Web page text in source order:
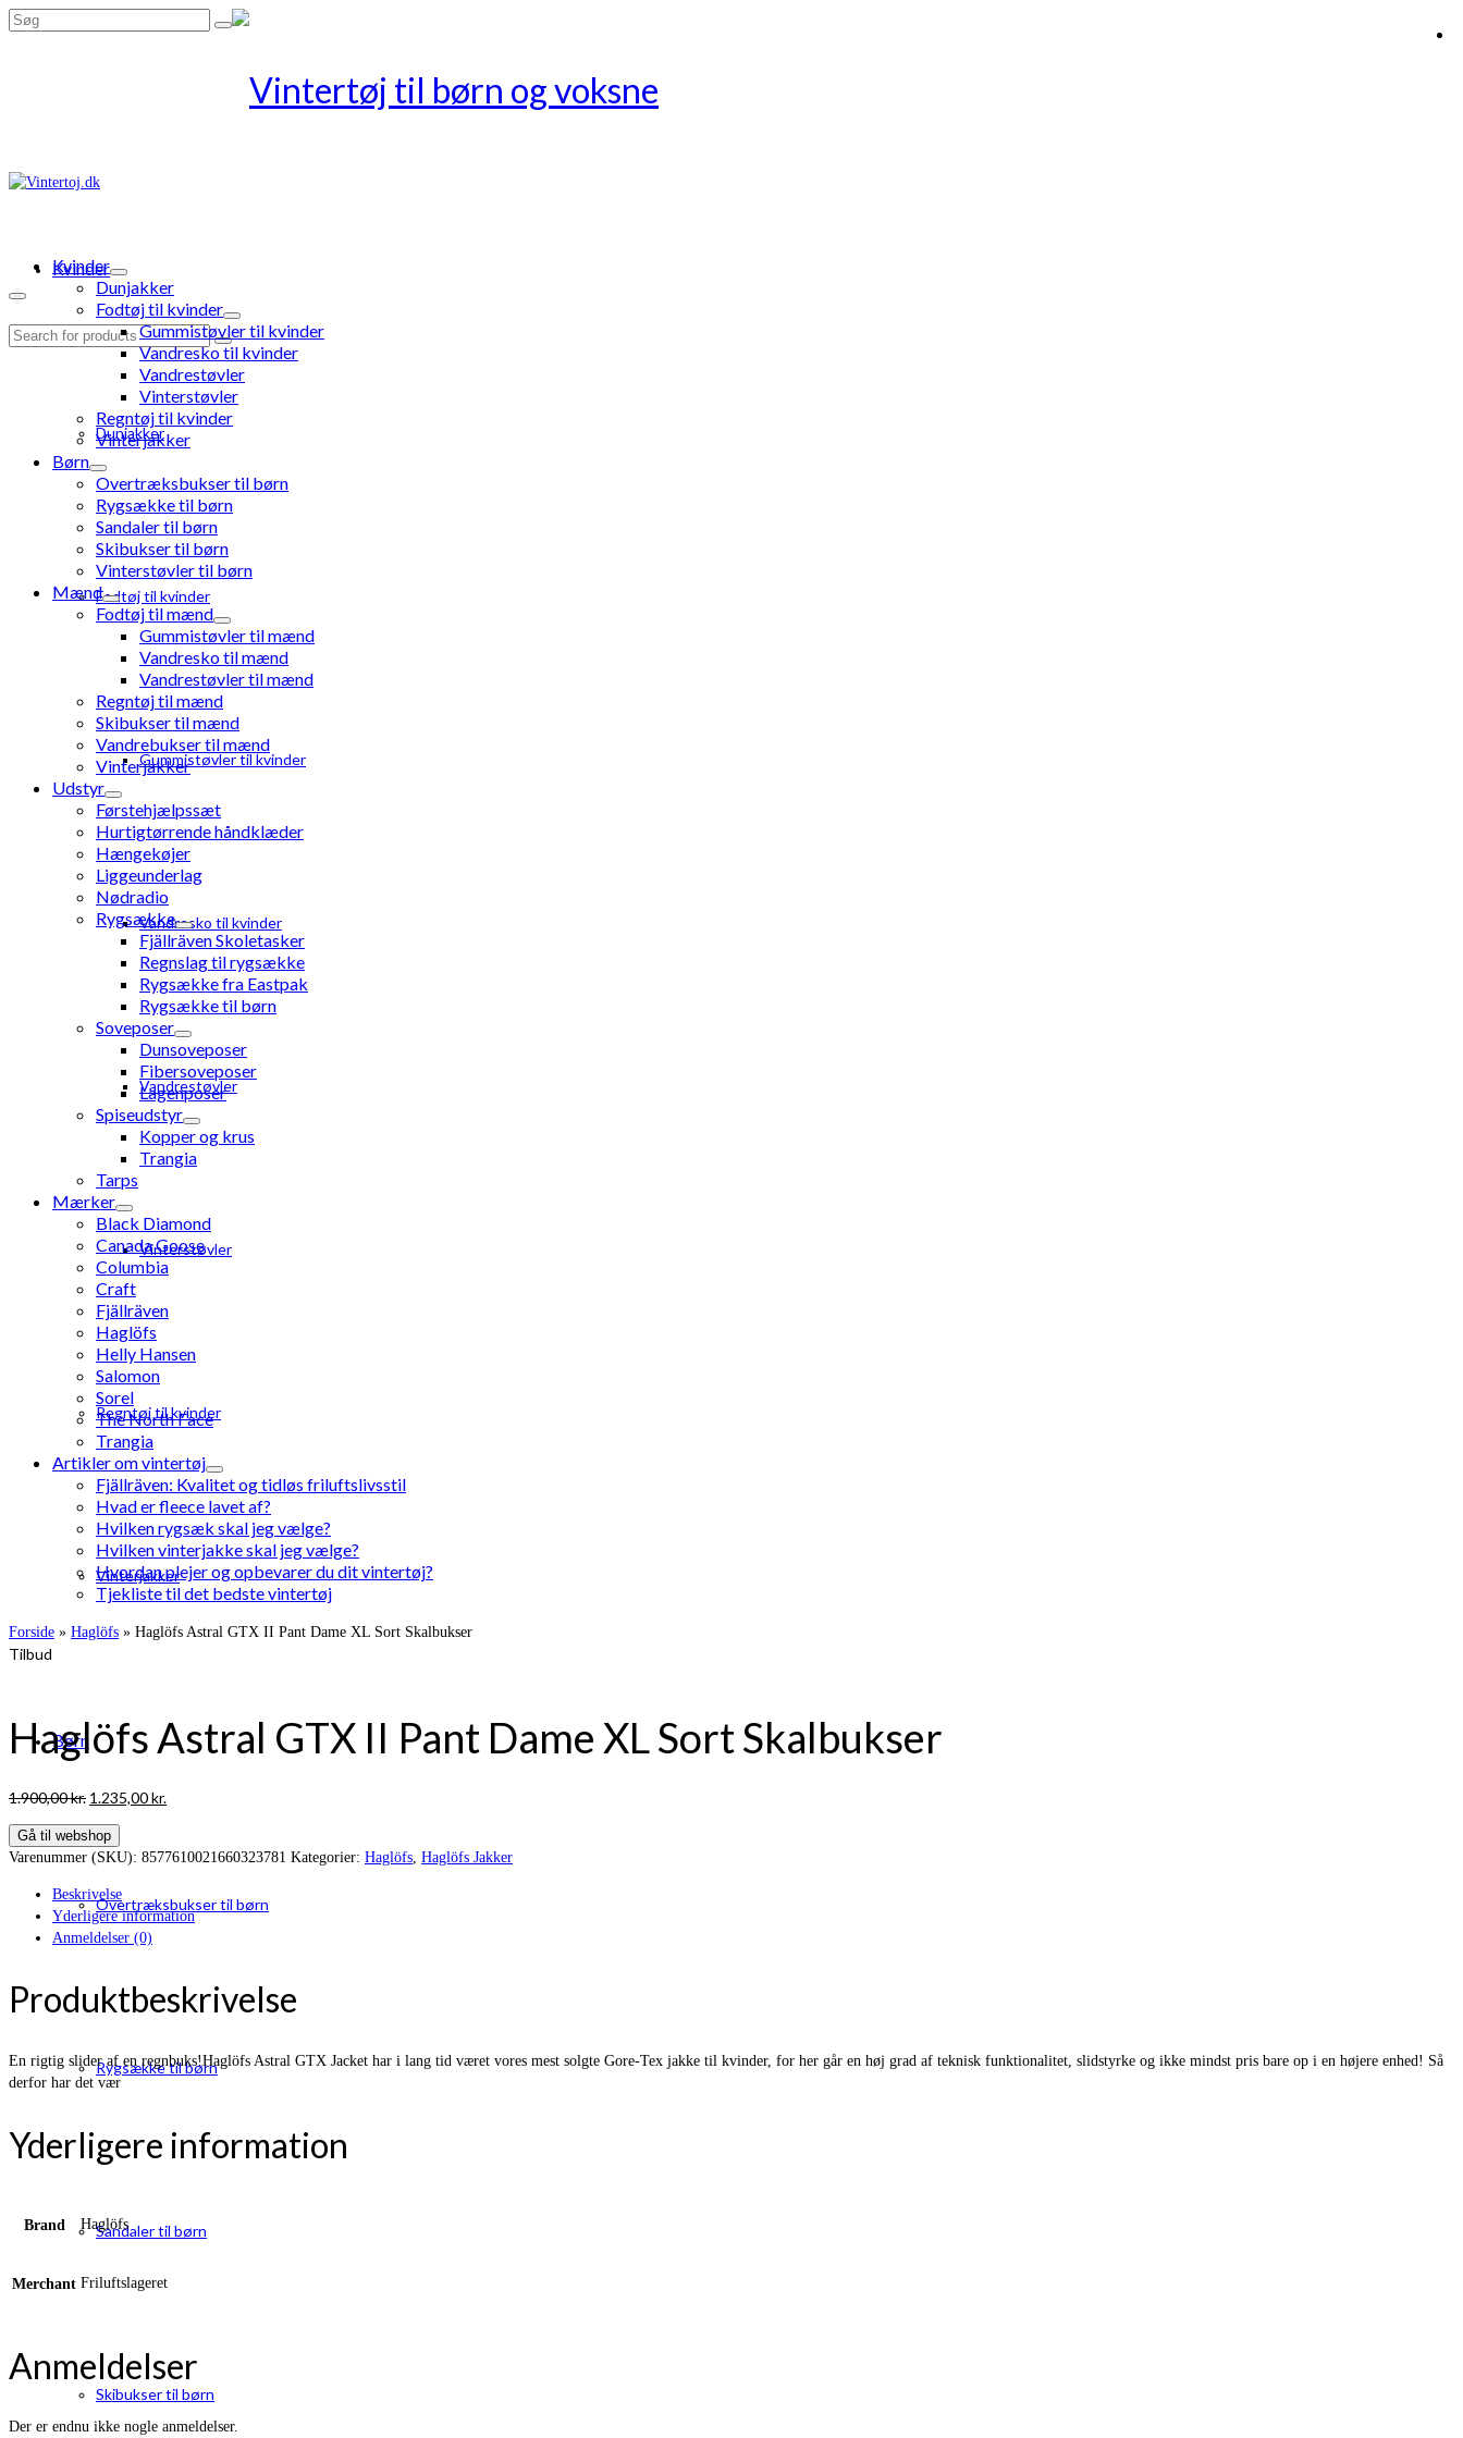
Search
Kvinder
Dunjakker
Fodtøj til kvinder
Gummistøvler til kvinder
Vandresko til kvinder
Vandrestøvler
Vinterstøvler
Regntøj til kvinder
Vinterjakker
Børn
Overtræksbukser til børn
Rygsække til børn
Sandaler til børn
Skibukser til børn
Search
Kvinder
Dunjakker
Fodtøj til kvinder
Gummistøvler til kvinder
Vandresko til kvinder
Vandrestøvler
Vinterstøvler
Regntøj til kvinder
Vinterjakker
Børn
Overtræksbukser til børn
Rygsække til børn
Sandaler til børn
Skibukser til børn
Vinterstøvler til børn
Mænd
Fodtøj til mænd
Gummistøvler til mænd
Vandresko til mænd
Vandrestøvler til mænd
Regntøj til mænd
Skibukser til mænd
Vandrebukser til mænd
Vinterjakker
Udstyr
Førstehjælpssæt
Hurtigtørrende håndklæder
Hængekøjer
Liggeunderlag
Nødradio
Rygsække
Fjällräven Skoletasker
Regnslag til rygsække
Rygsække fra Eastpak
Rygsække til børn
Soveposer
Dunsoveposer
Fibersoveposer
Lagenposer
Spiseudstyr
Kopper og krus
Trangia
Tarps
Mærker
Black Diamond
Canada Goose
Columbia
Craft
Fjällräven
Haglöfs
Helly Hansen
Salomon
Sorel
The North Face
Trangia
Artikler om vintertøj
Fjällräven: Kvalitet og tidløs friluftslivsstil
Hvad er fleece lavet af?
Hvilken rygsæk skal jeg vælge?
Hvilken vinterjakke skal jeg vælge?
Hvordan plejer og opbevarer du dit vintertøj?
Tjekliste til det bedste vintertøj
Forside » Haglöfs » Haglöfs Astral GTX II Pant Dame XL Sort Skalbukser
Tilbud
Haglöfs Astral GTX II Pant Dame XL Sort Skalbukser
1.900,00kr. Den
pris
var:
1.235,00kr.
er:
Gå til webshop
Varenummer (SKU): 8577610021660323781 Kategorier: Haglöfs Haglöfs Jakker
Beskrivelse
Yderligere information
Anmeldelser (0)
Produktbeskrivelse
En rigtig slider af en regnbuks!Haglöfs Astral GTX Jacket har i lang tid været vores mest solgte Gore-Tex jakke til kvinder, for her går en høj grad af teknisk funktionalitet, slidstyrke og ikke mindst pris bare op i en højere enhed! Så
derfor har det vær
Yderligere information
Brand Haglöfs
Merchant Friluftslageret
Anmeldelser
Der er endnu ikke nogle anmeldelser.